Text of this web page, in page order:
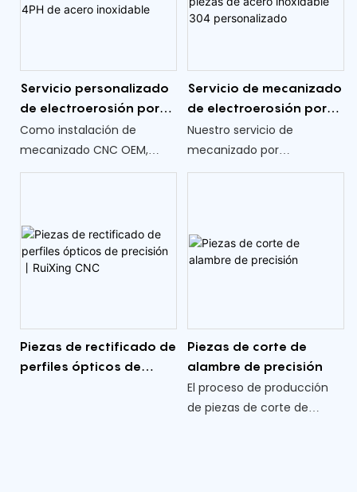
requisitos específicos.
componentes
meticulosamente
elaborados con precisión y
consistencia
incomparables, atendiendo
a diversas aplicaciones
confiabilidad. Fabricados
engranajes tienen una
forma meticulosa
mediante el proceso de
corte de alambre, lo que
garantiza una precisión y
durabilidad incomparables.
Servicio personalizado
de electroerosión por
hilo 17-4PH de acero
inoxidable
Como instalación de
mecanizado CNC OEM,
brindamos un servicio
acero inoxidable 17-4PH,
nos especializamos en
brindar soluciones de
necesidades específicas de
la fabricación B2B.
Servicio de mecanizado
de electroerosión por
hilo de piezas de acero
inoxidable 304
Nuestro servicio de
mecanizado por
electroerosión por hilo
componentes complejos
con tolerancias estrictas.
Piezas de rectificado de
perfiles ópticos de
Piezas de corte de
alambre de precisión
El proceso de producción
de piezas de corte de